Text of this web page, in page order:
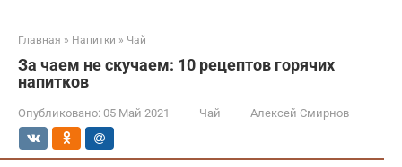
Главная » Напитки » Чай
За чаем не скучаем: 10 рецептов горячих
напитков
Опубликовано: 05 Май 2021 Чай Алексей Смирнов